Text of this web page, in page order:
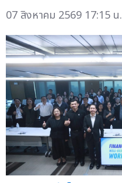
07 สิงหาคม 2569 17:15 น.